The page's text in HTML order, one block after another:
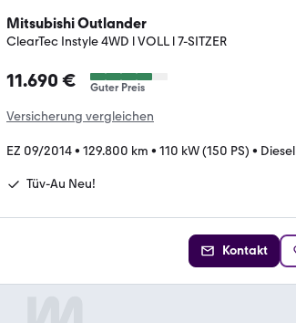
Mitsubishi Outlander
ClearTec Instyle 4WD l VOLL l 7-SITZER
11.690 € Guter Preis
Versicherung vergleichen
EZ 09/2014• 129.800 km • 110 kW (150 PS) • Diesel
Tüv-Au Neu!
Kontakt